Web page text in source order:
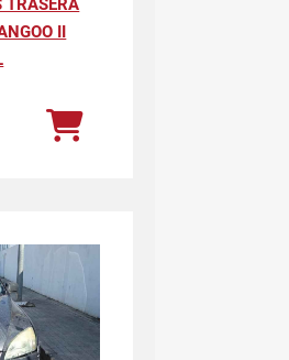
TRASERA
II